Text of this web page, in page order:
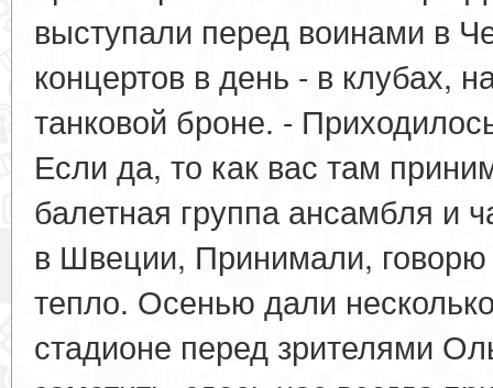
выступали перед воинами в
концертов в день - в клубах,
танковой броне. -
Если да, то как вас там
балетная группа ансамбля и
в Швеции, Принимали, говорю
тепло. Осенью дали
стадионе перед зрителями